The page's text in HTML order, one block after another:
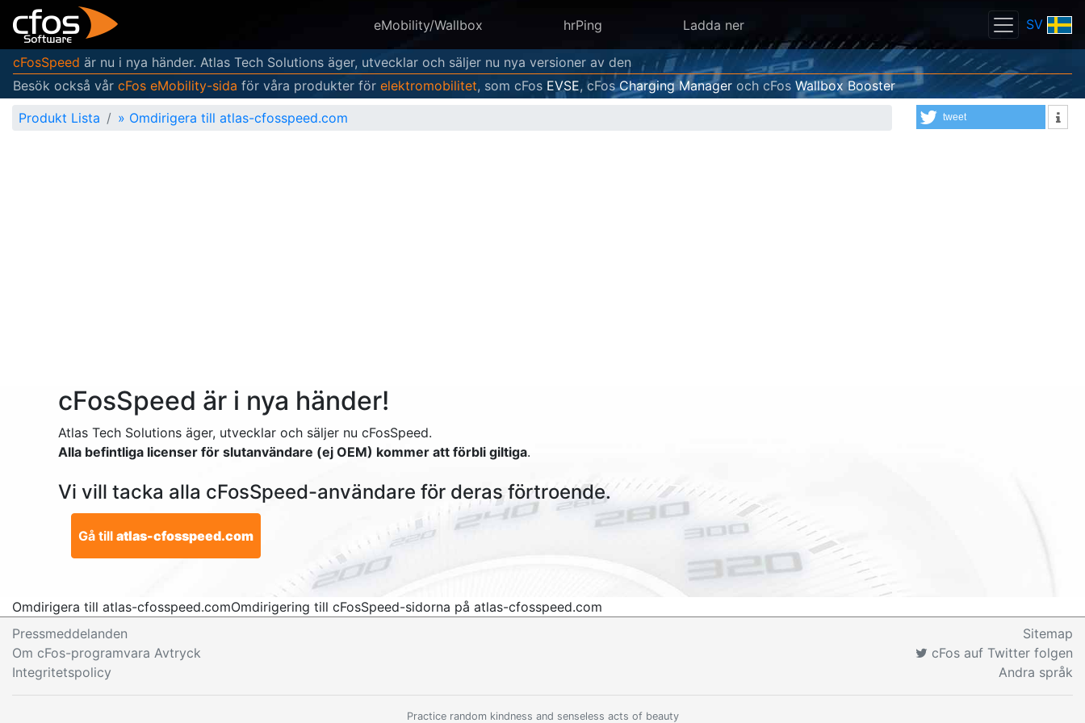
eMobility/Wallbox hrPing Ladda ner SV
cFosSpeed är nu i nya händer. Atlas Tech Solutions äger, utvecklar och säljer nu nya versioner av den
Besök också vår cFos eMobility-sida för våra produkter för elektromobilitet, som cFos EVSE, cFosCharging Manager och cFos Wallbox Booster
Produkt Lista
» Omdirigera till atlas-cfosspeed.com tweet
cFosSpeed är i nya händer!
Atlas Tech Solutions äger, utvecklar och säljer nu cFosSpeed.
Alla befintliga licenser för slutanvändare (ej OEM) kommer att förbli giltiga.
Vi vill tacka alla cFosSpeed-användare för deras förtroende.
Gå till atlas-cfosspeed.com
Omdirigera till atlas-cfosspeed.comOmdirigering till cFosSpeed-sidorna på atlas-cfosspeed.com
Pressmeddelanden
Om cFos-programvara Avtryck
Integritetspolicy
Sitemap
cFos auf Twitter folgen
Andra språk
Practice random kindness and senseless acts of beauty